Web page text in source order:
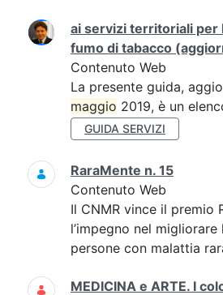
ai servizi territoriali per
fumo di tabacco
Contenuto Web
La presente guida,
maggio 2019, è un
GUIDA SERVIZI
RaraMente n. 15
Contenuto Web
Il CNMR vince il premio
l’impegno nel
persone con malattia
MEDICINA e ARTE. I